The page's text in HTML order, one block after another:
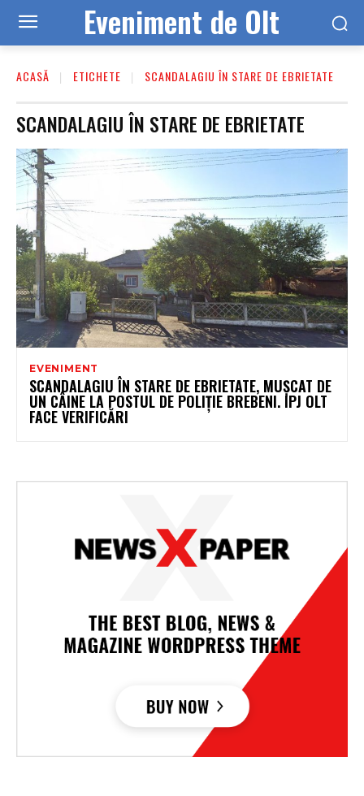
Eveniment de Olt
ACASĂ ETICHETE SCANDALAGIU ÎN STARE DE EBRIETATE
SCANDALAGIU ÎN STARE DE EBRIETATE
EVENIMENT
SCANDALAGIU ÎN STARE DE EBRIETATE, MUȘCAT DE
UN CÂINE LA POSTUL DE POLIȚIE BREBENI. IPJ OLT
FACE VERIFICĂRI